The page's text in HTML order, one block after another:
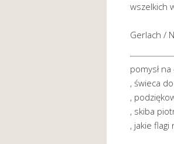
wszelkich
Gerlach /
pomysł
, świeca
,
, skiba
, jakie flagi